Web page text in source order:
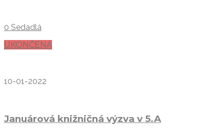
0 Sedadlá
UKONČENÁ
10-01-2022
Januárová knižničná výzva v 5.A